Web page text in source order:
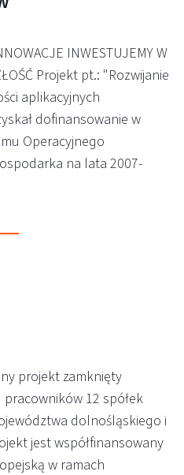
INWESTUJEMY W
Projekt pt.: "Rozwijanie
aplikacyjnych
dofinansowanie w
Operacyjnego
na lata 2007-
projekt zamknięty
12 spółek
dolnośląskiego i
jest współfinansowany
w ramach